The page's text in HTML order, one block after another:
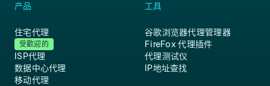
产品
住宅代理
受歡迎的
ISP代理
数据中心代理
移动代理
工具
谷歌浏览器代理管理器
FireFox 代理插件
代理测试仪
IP地址查找